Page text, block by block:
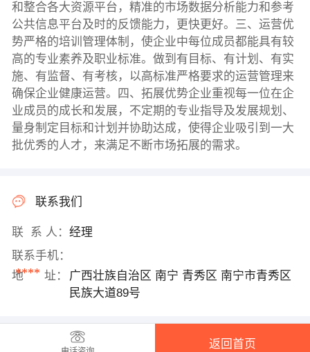
和整合各大资源平台，精准的市场数据分析能力和参考
公共信息平台及时的反馈能力，更快更好。三、运营优
势严格的培训管理体制，使企业中每位成员都能具有较
高的专业素养及职业标准。做到有目标、有计划、有实
施、有监督、有考核，以高标准严格要求的运营管理来
确保企业健康运营。四、拓展优势企业重视每一位在企
业成员的成长和发展，不定期的专业指导及发展规划、
量身制定目标和计划并协助达成，使得企业吸引到一大
批优秀的人才，来满足不断市场拓展的需求。
联系我们
联 系 人： 经理
联系手机：
****
地 址：
广西壮族自治区 南宁 青秀区 南宁市青秀区
民族大道89号
返回首页